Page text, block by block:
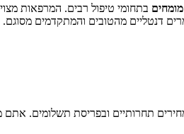
בתחומי טיפול רבים. המרפאות
דנטליים מהטובים והמתקדמים
תחרותיים ובפריסת תשלומים. אתם